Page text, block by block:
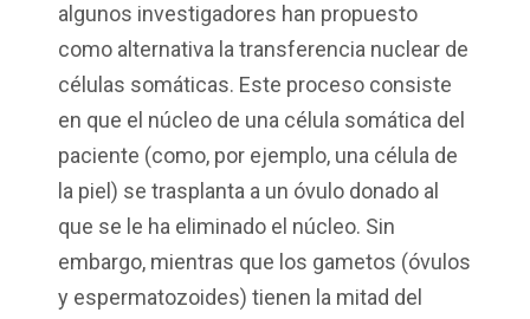
algunos investigadores han propuesto
como alternativa la transferencia nuclear de
células somáticas. Este proceso consiste
en que el núcleo de una célula somática del
paciente (como, por ejemplo, una célula de
la piel) se trasplanta a un óvulo donado al
que se le ha eliminado el núcleo. Sin
embargo, mientras que los gametos (óvulos
y espermatozoides) tienen la mitad del